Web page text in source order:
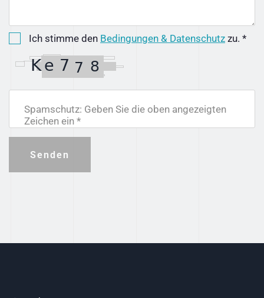
Ich stimme den Bedingungen & Datenschutz zu. *
Spamschutz: Geben Sie die oben angezeigten
Zeichen ein *
Senden